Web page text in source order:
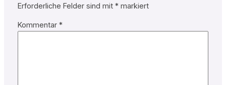
Erforderliche Felder sind mit *markiert
Kommentar *